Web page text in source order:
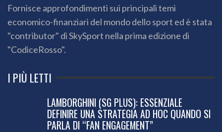
Fornisce approfondimenti sui principali temi
economico-finanziari del mondo dello sport ed è stata
"contributor" di SkySport nella prima edizione di
"CodiceRosso".
I PIÙ LETTI
LAMBORGHINI (SG PLUS): ESSENZIALE
DEFINIRE UNA STRATEGIA AD HOC QUANDO SI
PARLA DI “FAN ENGAGEMENT”